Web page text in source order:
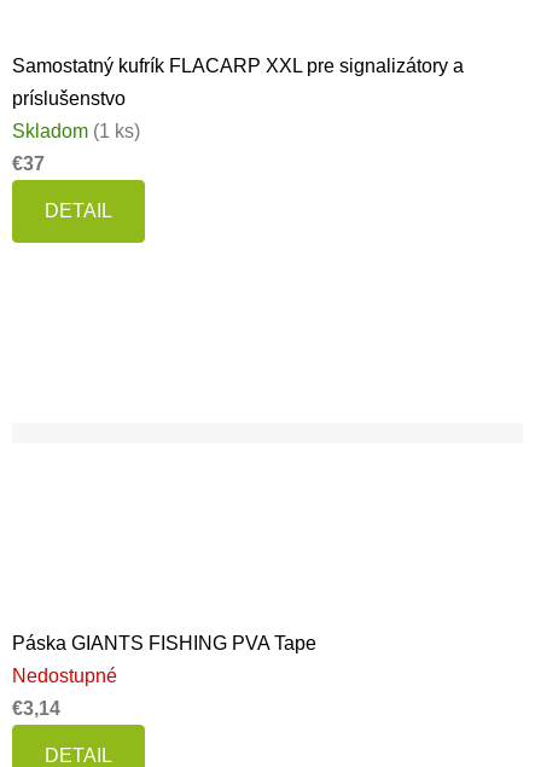
Samostatný kufrík FLACARP XXL pre signalizátory a
príslušenstvo
Skladom (1 ks)
€37
DETAIL
Páska GIANTS FISHING PVA Tape
Nedostupné
€3,14
DETAIL